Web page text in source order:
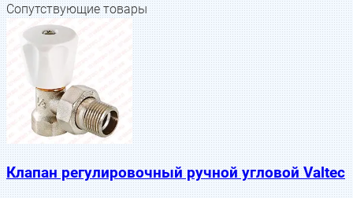
Сопутствующие товары
Клапан регулировочный ручной угловой Valtec